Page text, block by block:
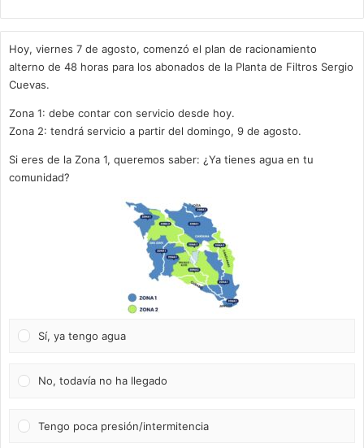
Hoy, viernes 7 de agosto, comenzó el plan de racionamiento
alterno de 48 horas para los abonados de la Planta de Filtros Sergio
Cuevas.
Zona 1: debe contar con servicio desde hoy.
Zona 2: tendrá servicio a partir del domingo, 9 de agosto.
Si eres de la Zona 1, queremos saber: ¿Ya tienes agua en tu
comunidad?
Sí, ya tengo agua
No, todavía no ha llegado
Tengo poca presión/intermitencia